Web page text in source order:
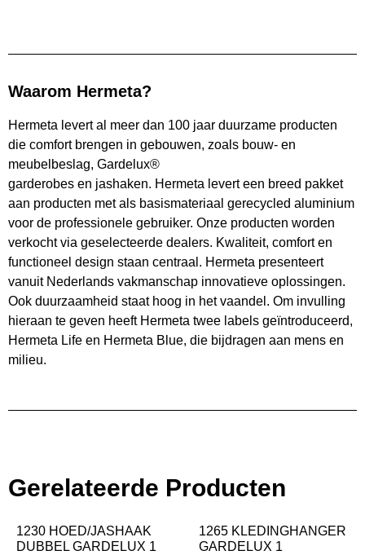
Waarom Hermeta?
Hermeta levert al meer dan 100 jaar duurzame producten
die comfort brengen in gebouwen, zoals bouw- en
meubelbeslag, Gardelux®
garderobes en jashaken. Hermeta levert een breed pakket
aan producten met als basismateriaal gerecycled aluminium
voor de professionele gebruiker. Onze producten worden
verkocht via geselecteerde dealers. Kwaliteit, comfort en
functioneel design staan centraal. Hermeta presenteert
vanuit Nederlands vakmanschap innovatieve oplossingen.
Ook duurzaamheid staat hoog in het vaandel. Om invulling
hieraan te geven heeft Hermeta twee labels geïntroduceerd,
Hermeta Life en Hermeta Blue, die bijdragen aan mens en
milieu.
Gerelateerde Producten
1230 HOED/JASHAAK
DUBBEL GARDELUX 1
1265 KLEDINGHANGER
GARDELUX 1